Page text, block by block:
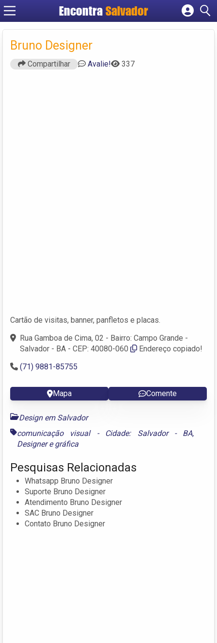
EncontraSalvador
Cadastrar empresa
Bruno Designer
Compartilhar Avalie! 337
Cartão de visitas, banner, panfletos e placas.
Rua Gamboa de Cima, 02 - Bairro: Campo Grande -
Salvador - BA - CEP: 40080-060
Endereço copiado!
(71) 9881-85755
Mapa Comente
Design em Salvador
comunicação visual - Cidade: Salvador - BA,
Designeregráfica
Pesquisas Relacionadas
Whatsapp Bruno Designer
Suporte Bruno Designer
Atendimento Bruno Designer
SAC Bruno Designer
Contato Bruno Designer